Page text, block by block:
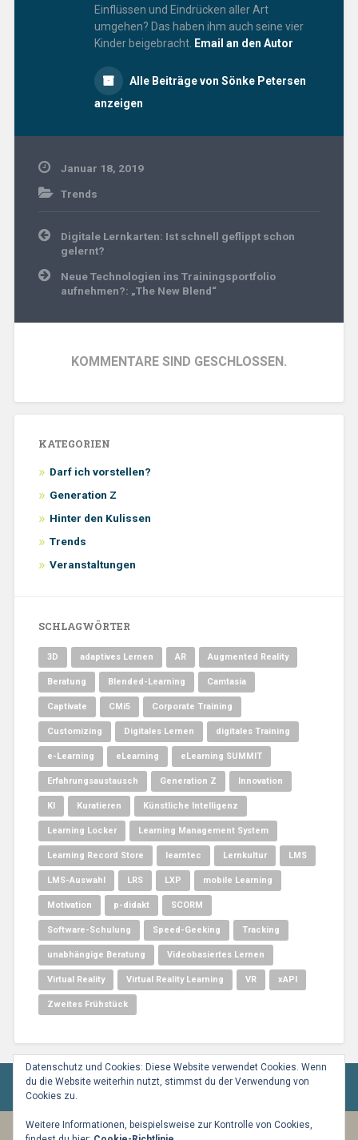
Einflüssen und Eindrücken aller Art
umgehen? Das haben ihm auch seine vier
Kinder beigebracht. Email an den Autor
Alle Beiträge von Sönke Petersen
anzeigen
Januar 18, 2019
Trends
Beitragsnavigation
Digitale Lernkarten: Ist schnell geflippt schon
gelernt?
Neue Technologien ins Trainingsportfolio
aufnehmen?: „The New Blend“
KOMMENTARE SIND GESCHLOSSEN.
KATEGORIEN
Darf ich vorstellen?
Generation Z
Hinter den Kulissen
Trends
Veranstaltungen
SCHLAGWÖRTER
3D adaptives Lernen AR Augmented Reality
Beratung Blended-Learning Camtasia
Captivate CMi5 Corporate Training
Customizing Digitales Lernen digitales Training
e-Learning eLearning eLearning SUMMIT
Erfahrungsaustausch Generation Z Innovation
KI Kuratieren Künstliche Intelligenz
Learning Locker Learning Management System
Learning Record Store learntec Lernkultur LMS
LMS-Auswahl LRS LXP mobile Learning
Motivation p-didakt SCORM
Software-Schulung Speed-Geeking Tracking
unabhängige Beratung Videobasiertes Lernen
Virtual Reality Virtual Reality Learning VR xAPI
Zweites Frühstück
Datenschutz und Cookies: Diese Website verwendet Cookies. Wenn
du die Website weiterhin nutzt, stimmst du der Verwendung von
Cookies zu.
Weitere Informationen, beispielsweise zur Kontrolle von Cookies,